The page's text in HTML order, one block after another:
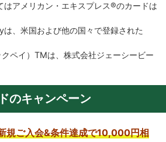
はアメリカン・エキスプレス®のカードは
、米国および他の国々で登録された
クペイ）TMは、株式会社ジェーシービー
のキャンペーン
規ご入会&条件達成で10,000円相